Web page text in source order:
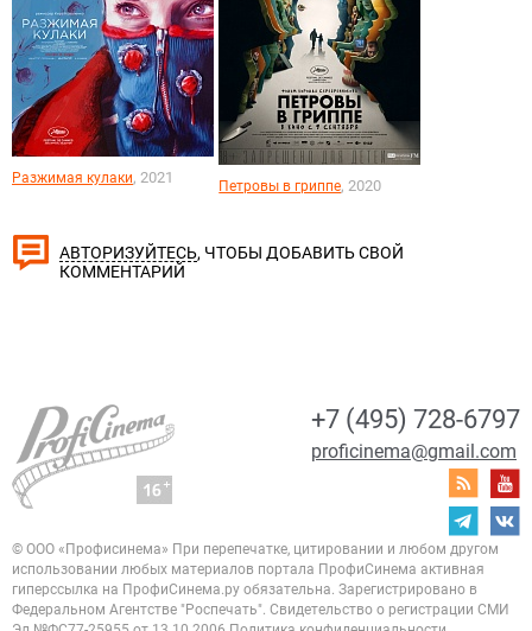
Разжимая кулаки, 2021 Петровы в гриппе, 2020
АВТОРИЗУЙТЕСЬ, ЧТОБЫ ДОБАВИТЬ СВОЙ
КОММЕНТАРИЙ
+7 (495) 728-6797
proficinema@gmail.com
© ООО «Профисинема» При перепечатке, цитировании и любом другом
использовании любых материалов портала ПрофиСинема активная
гиперссылка на ПрофиСинема.ру обязательна. Зарегистрировано в
Федеральном Агентстве "Роспечать". Свидетельство о регистрации СМИ